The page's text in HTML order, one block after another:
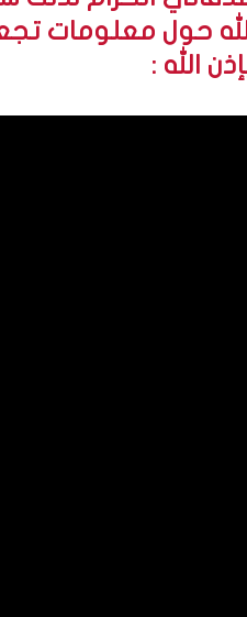
حول معلومات
الله :